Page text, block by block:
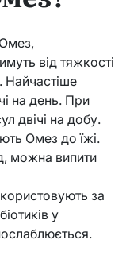
від тяжкості
Найчастіше
на день. При
двічі на добу.
Омез до їжі.
можна випити
за
у